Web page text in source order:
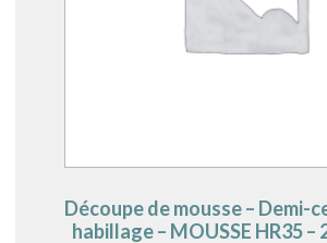
Découpe de mousse – Demi-
habillage – MOUSSE HR35 –